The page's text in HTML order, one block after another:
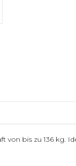
von bis zu 136 kg.